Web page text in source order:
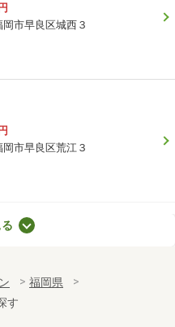
市早良区城西３
市早良区荒江３
福岡県
す